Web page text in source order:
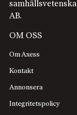
AB.
OM OSS
Om Axess
Kontakt
Annonsera
Integritetspolicy